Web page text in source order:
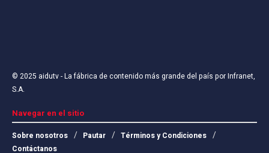
© 2025 aidutv- La fábrica de contenido más grande del país porInfranet,
S.A.
Navegar en el sitio
Sobre nosotros Pautar
Términos y Condiciones
Contáctanos